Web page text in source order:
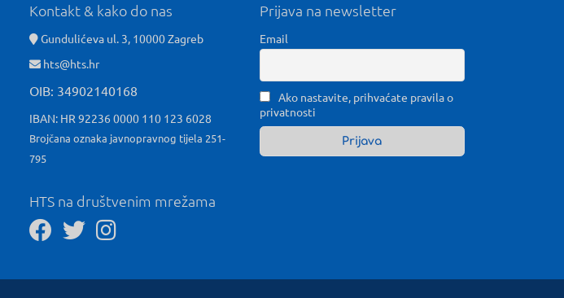
Kontakt & kako do nas
Gundulićeva ul. 3, 10000 Zagreb
hts@hts.hr
OIB: 34902140168
IBAN: HR 92236 0000 110 123 6028
Brojčana oznaka javnopravnog tijela 251-
795
HTS na društvenim mrežama
Prijava na newsletter
Email
Ako nastavite, prihvaćate pravila o
privatnosti